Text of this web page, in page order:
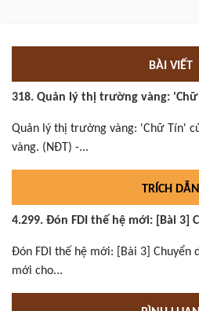
BÀI VIẾT
318. Quản lý thị trường vàng: 'Chữ
Quản lý thị trường vàng: 'Chữ Tín'
vàng. (NĐT) -...
TRÍCH DẪN
4.299. Đón FDI thế hệ mới: [Bài 3]
Đón FDI thế hệ mới: [Bài 3] Chuyển
mới cho...